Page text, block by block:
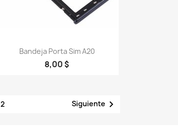
Vista rápida
Bandeja Porta Sim A20
8,00 $
2 Siguiente 